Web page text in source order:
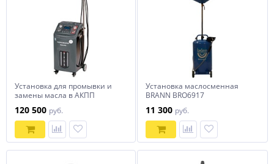
Установка для промывки и
замены масла в АКПП
NORDBERG
120 500 руб.
Установка маслосменная
BRANN BRO6917
11 300 руб.